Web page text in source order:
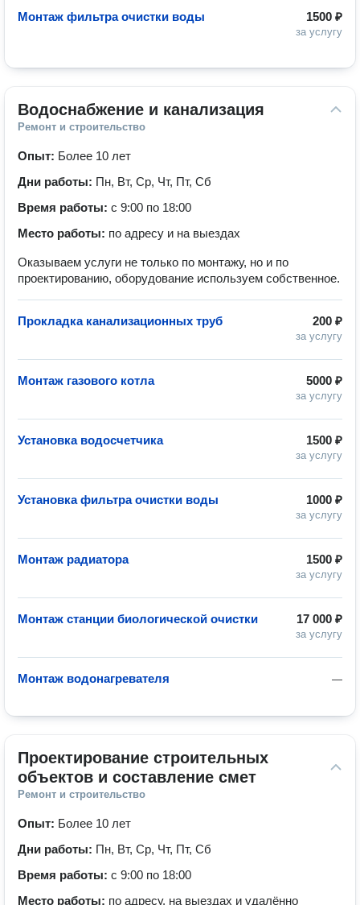
1500 ₽
за услугу
Монтаж фильтра очистки воды
Водоснабжение и канализация
Ремонт и строительство
Опыт: Более 10 лет
Дни работы: Пн, Вт, Ср, Чт, Пт, Сб
Время работы: с 9:00 по 18:00
Место работы: по адресу и на выездах
Оказываем услуги не только по монтажу, но и по
проектированию, оборудование используем собственное.
200 ₽
за услугу
Прокладка канализационных труб
5000 ₽
за услугу
Монтаж газового котла
1500 ₽
за услугу
Установка водосчетчика
1000 ₽
за услугу
Установка фильтра очистки воды
1500 ₽
за услугу
Монтаж радиатора
17 000 ₽
за услугу
Монтаж станции биологической очистки
—
Монтаж водонагревателя
Проектирование строительных
объектов и составление смет
Ремонт и строительство
Опыт: Более 10 лет
Дни работы: Пн, Вт, Ср, Чт, Пт, Сб
Время работы: с 9:00 по 18:00
Место работы: по адресу, на выездах и удалённо